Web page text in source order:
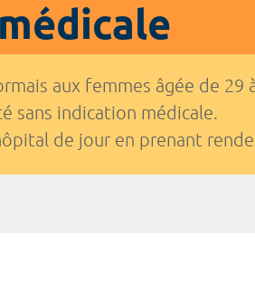
médicale
aux femmes âgée de 29
sans indication médicale.
de jour en prenant